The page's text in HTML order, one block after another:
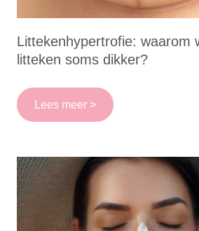
Littekenhypertrofie: waarom
litteken soms dikker?
Lees meer >